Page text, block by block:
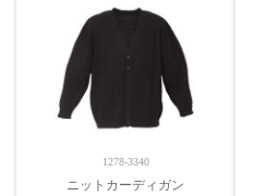
1278-3340
ニットカーディガン